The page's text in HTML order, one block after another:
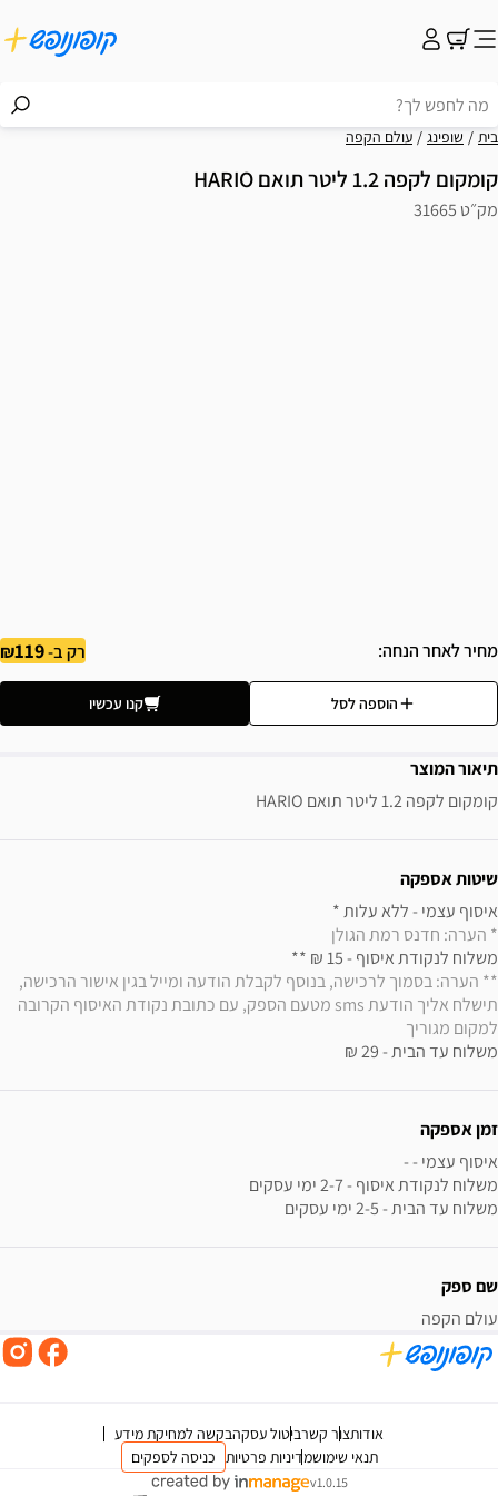
בית שופינג עולם הקפה
קומקום לקפה 1.2 ליטר תואם HARIO
מק״ט 31665
מחיר לאחר הנחה רק ב-119
הוספה לסל קנו עכשיו
תיאור המוצר
קומקום לקפה 1.2 ליטר תואם HARIO
שיטות אספקה
איסוף עצמי - ללא עלות *
* הערה: חדנס רמת הגולן
משלוח לנקודת איסוף - 15 ₪ **
למקום מגוריך
משלוח עד הבית - 29 ₪
זמן אספקה
משלוח עד הבית - 2-5 ימי עסקים
שם ספק
עולם הקפה
אודותצור קשרביטול עסקהבקשה למחיקת מידע
תנאי שימושמדיניות פרטיות כניסה לספקים
v1.0.15